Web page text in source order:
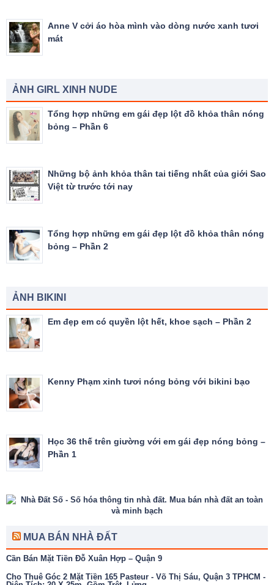
Anne V cởi áo hòa mình vào dòng nước xanh tươi
mát
ẢNH GIRL XINH NUDE
Tổng hợp những em gái đẹp lột đồ khỏa thân nóng
bỏng – Phần 6
Những bộ ảnh khỏa thân tai tiếng nhất của giới Sao
Việt từ trước tới nay
Tổng hợp những em gái đẹp lột đồ khỏa thân nóng
bỏng – Phần 2
ẢNH BIKINI
Em đẹp em có quyền lột hết, khoe sạch – Phần 2
Kenny Phạm xinh tươi nóng bỏng với bikini bạo
Học 36 thế trên giường với em gái đẹp nóng bỏng –
Phần 1
MUA BÁN NHÀ ĐẤT
Cần Bán Mặt Tiền Đỗ Xuân Hợp – Quận 9
Cho Thuê Góc 2 Mặt Tiền 165 Pasteur - Võ Thị Sáu, Quận 3 TPHCM -